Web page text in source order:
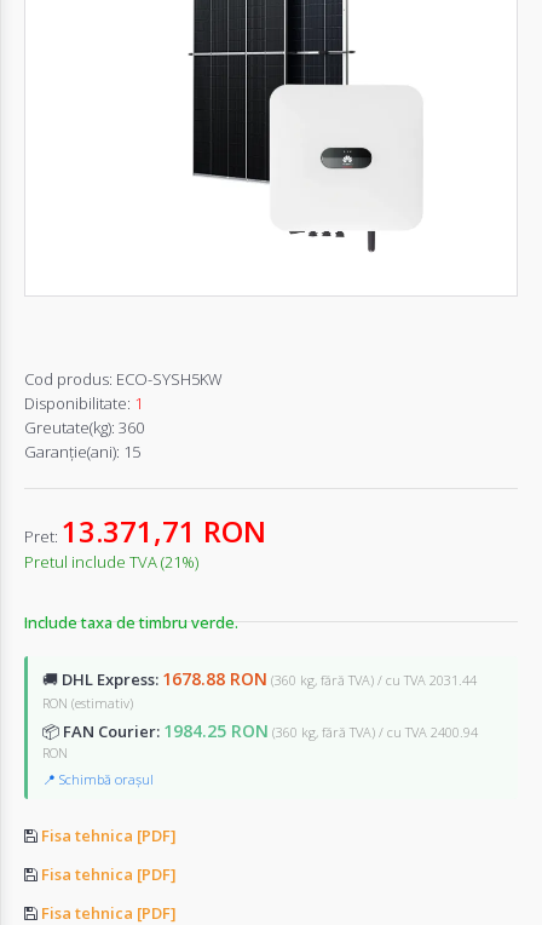
Cod produs: ECO-SYSH5KW
Disponibilitate: 1
Greutate(kg): 360
Garanţie(ani): 15
Pret: 13.371,71 RON
Pretul include TVA (21%)
Include taxa de timbru verde.
🚚 DHL Express: 1678.88 RON (360 kg, fără TVA) / cu TVA 2031.44
RON (estimativ)
📦 FAN Courier: 1984.25 RON (360 kg, fără TVA) / cu TVA 2400.94
RON
📍 Schimbă orașul
Fisa tehnica [PDF]
Fisa tehnica [PDF]
Fisa tehnica [PDF]